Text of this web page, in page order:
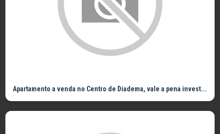
Apartamento a venda no Centro de Diadema, vale a pena invest...